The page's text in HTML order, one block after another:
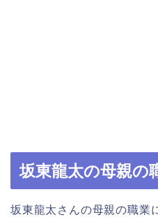
坂東龍太の母親の
坂東龍太さんの母親の職業